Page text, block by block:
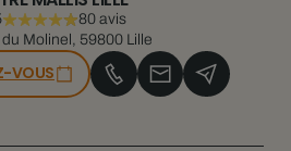
80 avis
Molinel, 59800 Lille
VOUS